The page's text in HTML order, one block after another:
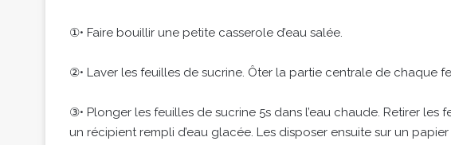
①• Faire bouillir une petite casserole d’eau salée.
②• Laver les feuilles de sucrine. Ôter la partie centrale de chaque
③• Plonger les feuilles de sucrine 5s dans l’eau chaude. Retirer les
un récipient rempli d’eau glacée. Les disposer ensuite sur un